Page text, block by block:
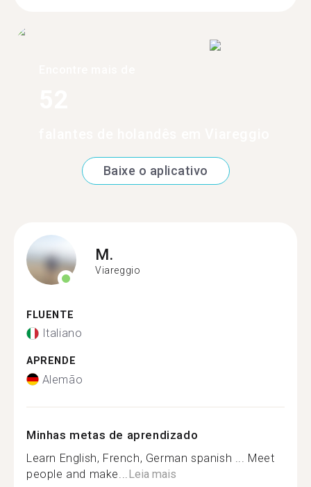
Baixe o aplicativo
M.
Viareggio
FLUENTE
Italiano
APRENDE
Alemão
Minhas metas de aprendizado
Learn English, French, German spanish ... Meet
people and make... Leia mais